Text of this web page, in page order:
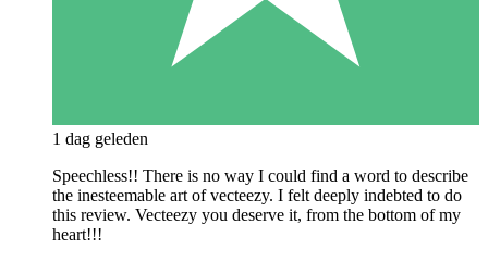
1 dag geleden
Speechless!! There is no way I could find a word to describe
the inesteemable art of vecteezy. I felt deeply indebted to do
this review. Vecteezy you deserve it, from the bottom of my
heart!!!